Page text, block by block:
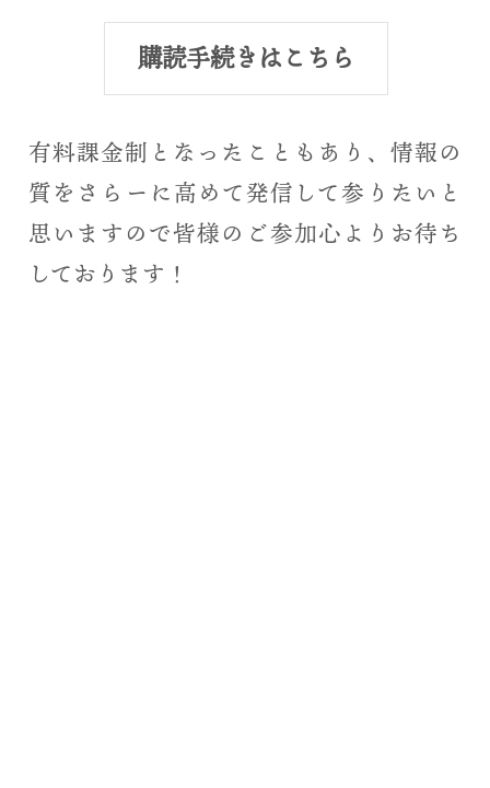
購読手続きはこちら
有料課金制となったこともあり、情報の
質をさらーに高めて発信して参りたいと
思いますので皆様のご参加心よりお待ち
しております！